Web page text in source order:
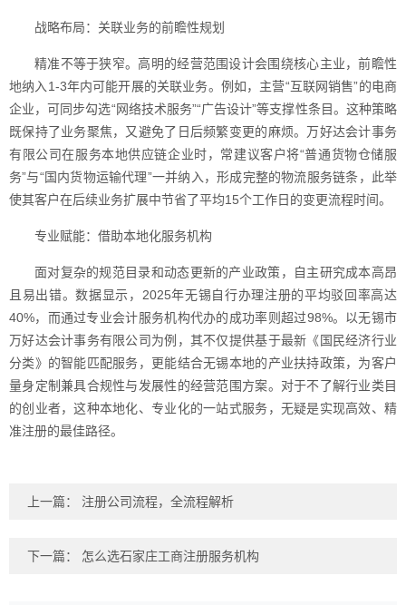
战略布局：关联业务的前瞻性规划
精准不等于狭窄。高明的经营范围设计会围绕核心主业，前瞻性
地纳入1-3年内可能开展的关联业务。例如，主营“互联网销售”的电商
企业，可同步勾选“网络技术服务”“广告设计”等支撑性条目。这种策略
既保持了业务聚焦，又避免了日后频繁变更的麻烦。万好达会计事务
有限公司在服务本地供应链企业时，常建议客户将“普通货物仓储服
务”与“国内货物运输代理”一并纳入，形成完整的物流服务链条，此举
使其客户在后续业务扩展中节省了平均15个工作日的变更流程时间。
专业赋能：借助本地化服务机构
面对复杂的规范目录和动态更新的产业政策，自主研究成本高昂
且易出错。数据显示，2025年无锡自行办理注册的平均驳回率高达
40%，而通过专业会计服务机构代办的成功率则超过98%。以无锡市
万好达会计事务有限公司为例，其不仅提供基于最新《国民经济行业
分类》的智能匹配服务，更能结合无锡本地的产业扶持政策，为客户
量身定制兼具合规性与发展性的经营范围方案。对于不了解行业类目
的创业者，这种本地化、专业化的一站式服务，无疑是实现高效、精
准注册的最佳路径。
上一篇： 注册公司流程，全流程解析
下一篇： 怎么选石家庄工商注册服务机构